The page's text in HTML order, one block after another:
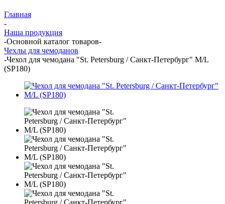
Главная
-
Наша продукция
-Основной каталог товаров-
Чехлы для чемоданов
-Чехол для чемодана "St. Petersburg / Санкт-Петербург" M/L
(SP180)